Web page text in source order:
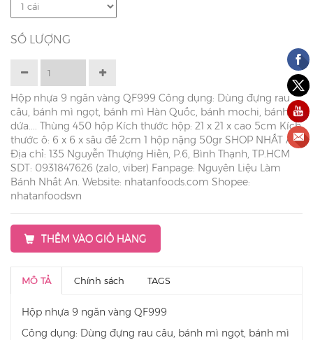
SỐ LƯỢNG
Hộp nhựa 9 ngăn vàng QF999 Công dụng: Dùng đựng rau
câu, bánh mì ngọt, bánh mì Hàn Quốc, bánh mochi, bánh
dứa.... Thùng 450 hộp Kích thước hộp: 21 x 21 x cao 5cm Kích
thước ô: 6 x 6 x sâu đế 2cm 1 hộp nặng 50gr SHOP NHẤT AN
Địa chỉ: 135 Nguyễn Thượng Hiền, P.6, Bình Thạnh, TP.HCM
SDT: 0931847626 (zalo, viber) Fanpage: Nguyên Liệu Làm
Bánh Nhất An. Website: nhatanfoods.com Shopee:
nhatanfoodsvn
THÊM VÀO GIỎ HÀNG
MÔ TẢ Chính sách TAGS
Hộp nhựa 9 ngăn vàng QF999
Công dụng: Dùng đựng rau câu, bánh mì ngọt, bánh mì